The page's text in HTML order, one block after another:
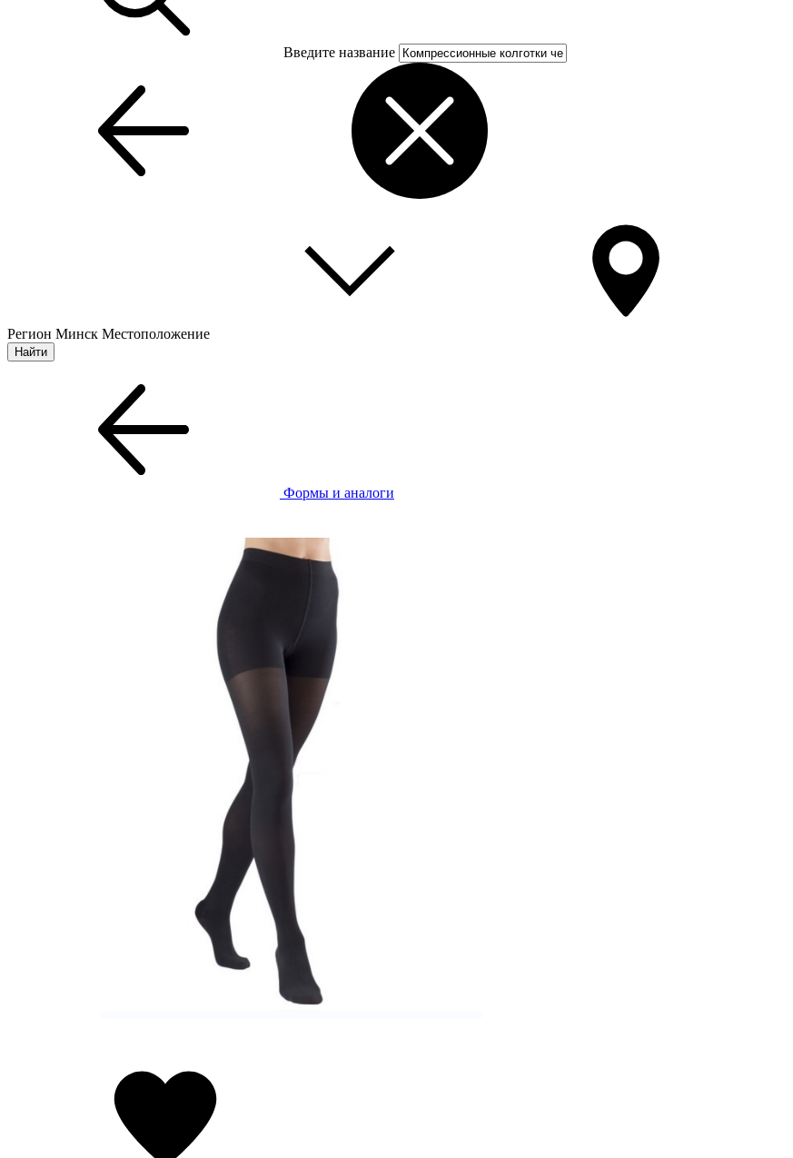
Введите название
Регион Минск Местоположение
Формы и аналоги